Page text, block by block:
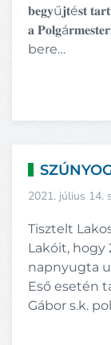
𝐛𝐞𝐠𝐲ű𝐣𝐭é𝐬𝐭
𝐚
bere…
2021. július 14.
Tisztelt
Lakóit, hogy
napnyugta
Eső esetén
Gábor s.k.